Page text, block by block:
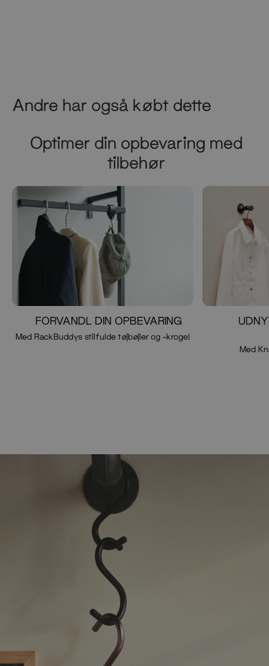
Andre har også købt dette
Optimer din opbevaring med
tilbehør
Med RackBuddys stilfulde tøjbøjler og -kroge!
FORVANDL DIN OPBEVARING
Med